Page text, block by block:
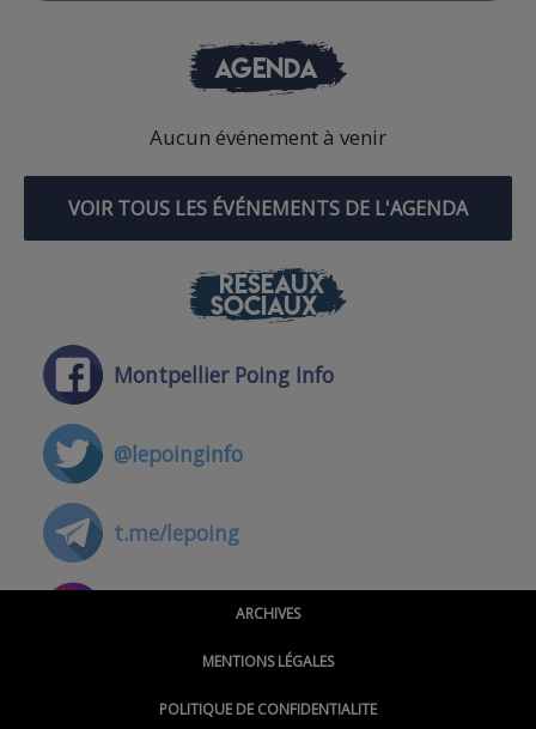
AGENDA
Aucun événement à venir
VOIR TOUS LES ÉVÉNEMENTS DE L'AGENDA
RÉSEAUX
SOCIAUX
Montpellier Poing Info
@lepoinginfo
t.me/lepoing
@montpellierpoinginfo
ARCHIVES
MENTIONS LÉGALES
POLITIQUE DE CONFIDENTIALITE